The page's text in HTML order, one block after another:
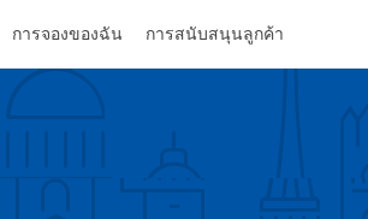
การจองของฉัน การสนับสนุนลูกค้า